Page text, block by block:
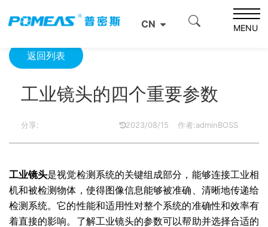
CN MENU
返回列表
工业镜头的四个重要参数
分享: 2023/08/15 作者:adminBOSS
工业镜头是视觉检测系统的关键组成部分，能够连接工业相
机和被检测物体，使得图像信息能够被准确、清晰地传递给
检测系统。它的性能和适用性对整个系统的准确性和效率有
着直接的影响。了解工业镜头的参数可以帮助并选择合适的